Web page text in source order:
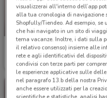
-2 GIORNI
SuperOne
Scade lunedì 1.2 km
visualizzerai all'interno dell’app
alla tua cronologia di navigazione
Shopfully/Tiendeo. Ad esempio,
che hai navigato in un sito di
tema vacanze. Inoltre, i dati sulla
il relativo consenso) insieme alle
rete e agli identificativi del
condivisi con terze parti per
le esperienze applicative sulle
nel paragrafo 13.b della nostra
anche essere utilizzati per la